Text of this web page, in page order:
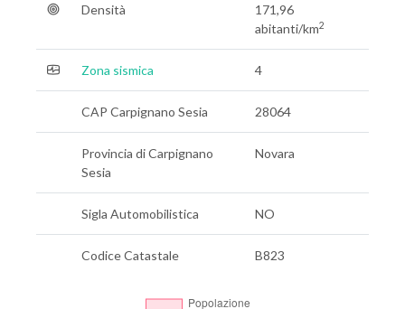
Densità
171,96
abitanti/km2
Zona sismica 4
CAP Carpignano Sesia 28064
Provincia di Carpignano
Sesia
Novara
Sigla Automobilistica NO
Codice Catastale B823